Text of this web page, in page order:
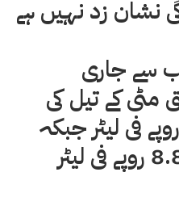
نشان زد نہیں ہے
سے جاری
مٹی کے تیل کی
قیمت میں 10.95 روپے فی لیٹر جبکہ
لائٹ اسپیڈ ڈیزل 8.84 روپے فی لیٹر